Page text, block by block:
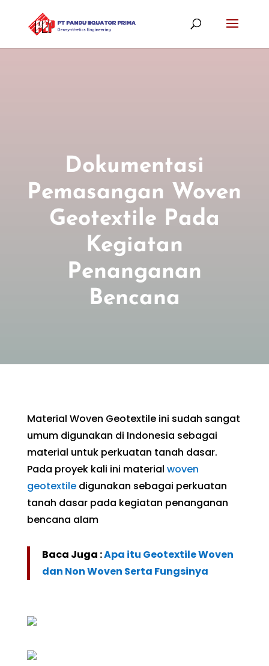
Dokumentasi
Pemasangan Woven
Geotextile Pada
Kegiatan
Penanganan
Bencana
Material Woven Geotextile ini sudah sangat
umum digunakan di Indonesia sebagai
material untuk perkuatan tanah dasar.
Pada proyek kali ini material woven
geotextiledigunakan sebagai perkuatan
tanah dasar pada kegiatan penanganan
bencana alam
Baca Juga :Apa itu Geotextile Woven
dan Non Woven Serta Fungsinya